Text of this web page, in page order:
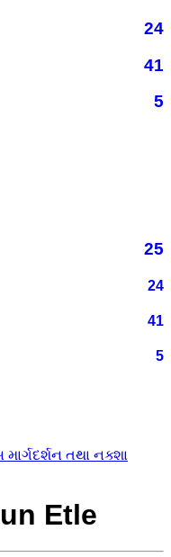
24
41
5
25
24
41
5
તથા નક્શા
Etle